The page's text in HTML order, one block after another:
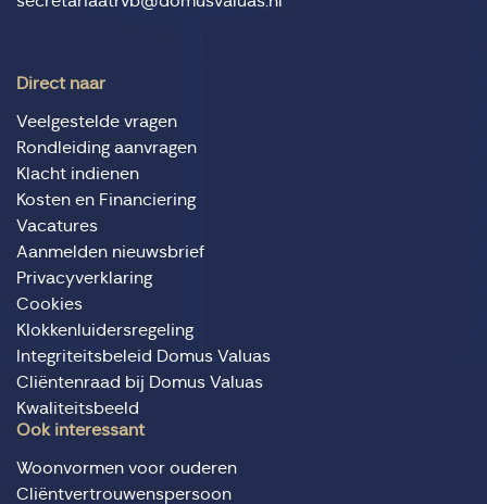
Direct naar
Veelgestelde vragen
Rondleiding aanvragen
Klacht indienen
Kosten en Financiering
Vacatures
Aanmelden nieuwsbrief
Privacyverklaring
Cookies
Klokkenluidersregeling
Integriteitsbeleid Domus Valuas
Cliëntenraad bij Domus Valuas
Kwaliteitsbeeld
Ook interessant
Woonvormen voor ouderen
Cliëntvertrouwenspersoon